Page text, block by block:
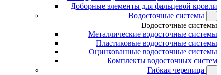
Доборные элементы для фальцевой кровли
Водосточные системы
Водосточные системы
Металлические водосточные системы
Пластиковые водосточные системы
Оцинкованные водосточные системы
Комплекты водосточных систем
Гибкая черепица